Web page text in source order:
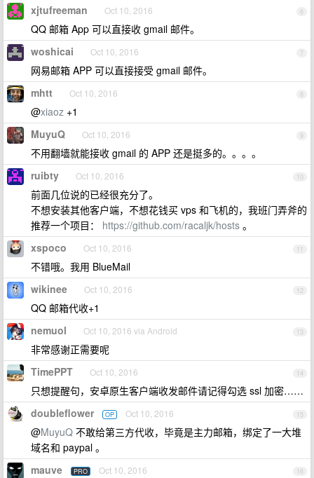
6
xjtufreeman Oct 10, 2016
QQ 邮箱 App 可以直接收 gmail 邮件。
7
woshicai Oct 10, 2016
网易邮箱 APP 可以直接接受 gmail 邮件。
8
mhtt Oct 10, 2016
@xiaoz +1
9
MuyuQ Oct 10, 2016
不用翻墙就能接收 gmail 的 APP 还是挺多的。。。。
10
ruibty Oct 10, 2016
前面几位说的已经很充分了。
不想安装其他客户端，不想花钱买 vps 和飞机的，我班门弄斧的
推荐一个项目： https://github.com/racaljk/hosts 。
11
xspoco Oct 10, 2016
不错哦。我用 BlueMail
12
wikinee Oct 10, 2016
QQ 邮箱代收+1
13
nemuol Oct 10, 2016 via Android
非常感谢正需要呢
14
TimePPT Oct 10, 2016
只想提醒句，安卓原生客户端收发邮件请记得勾选 ssl 加密……
15
doubleflower OP Oct 10, 2016
@MuyuQ 不敢给第三方代收，毕竟是主力邮箱，绑定了一大堆
域名和 paypal 。
16
mauve PRO Oct 10, 2016